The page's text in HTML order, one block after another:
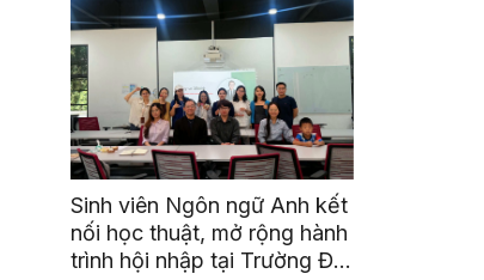
Sinh viên Ngôn ngữ Anh kết
nối học thuật, mở rộng hành
trình hội nhập tại Trường Đại